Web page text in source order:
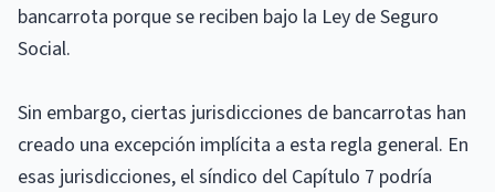
bancarrota porque se reciben bajo la Ley de Seguro
Social.
Sin embargo, ciertas jurisdicciones de bancarrotas han
creado una excepción implícita a esta regla general. En
esas jurisdicciones, el síndico del Capítulo 7 podría